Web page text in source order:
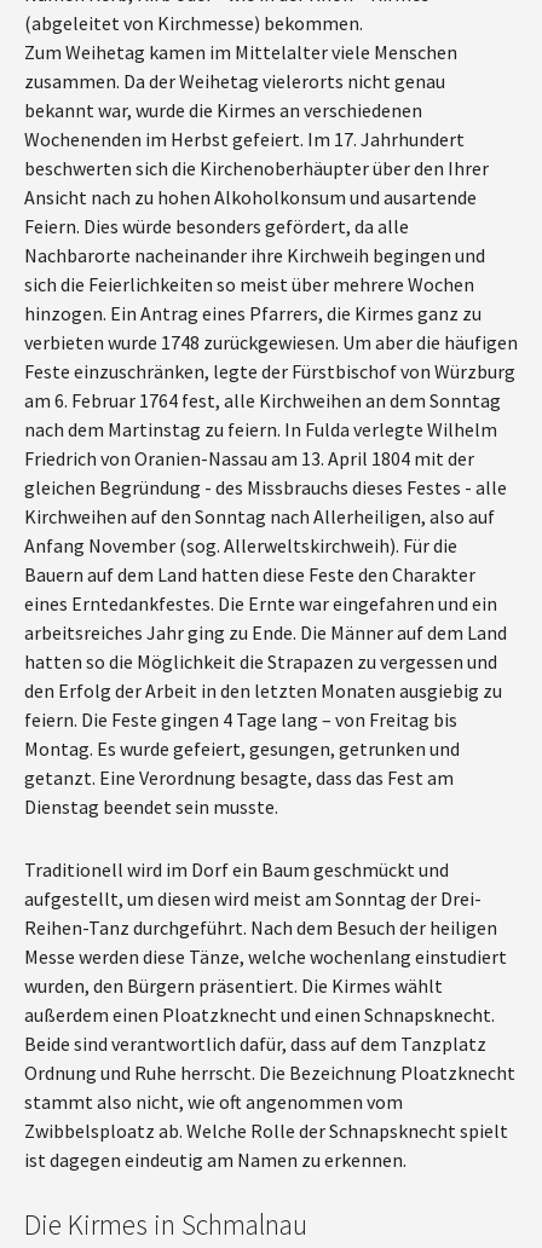
(abgeleitet von Kirchmesse) bekommen.
Zum Weihetag kamen im Mittelalter viele Menschen
zusammen. Da der Weihetag vielerorts nicht genau
bekannt war, wurde die Kirmes an verschiedenen
Wochenenden im Herbst gefeiert. Im 17. Jahrhundert
beschwerten sich die Kirchenoberhäupter über den Ihrer
Ansicht nach zu hohen Alkoholkonsum und ausartende
Feiern. Dies würde besonders gefördert, da alle
Nachbarorte nacheinander ihre Kirchweih begingen und
sich die Feierlichkeiten so meist über mehrere Wochen
hinzogen. Ein Antrag eines Pfarrers, die Kirmes ganz zu
verbieten wurde 1748 zurückgewiesen. Um aber die häufigen
Feste einzuschränken, legte der Fürstbischof von Würzburg
am 6. Februar 1764 fest, alle Kirchweihen an dem Sonntag
nach dem Martinstag zu feiern. In Fulda verlegte Wilhelm
Friedrich von Oranien-Nassau am 13. April 1804 mit der
gleichen Begründung - des Missbrauchs dieses Festes - alle
Kirchweihen auf den Sonntag nach Allerheiligen, also auf
Anfang November (sog. Allerweltskirchweih). Für die
Bauern auf dem Land hatten diese Feste den Charakter
eines Erntedankfestes. Die Ernte war eingefahren und ein
arbeitsreiches Jahr ging zu Ende. Die Männer auf dem Land
hatten so die Möglichkeit die Strapazen zu vergessen und
den Erfolg der Arbeit in den letzten Monaten ausgiebig zu
feiern. Die Feste gingen 4 Tage lang – von Freitag bis
Montag. Es wurde gefeiert, gesungen, getrunken und
getanzt. Eine Verordnung besagte, dass das Fest am
Dienstag beendet sein musste.
Traditionell wird im Dorf ein Baum geschmückt und
aufgestellt, um diesen wird meist am Sonntag der Drei-
Reihen-Tanz durchgeführt. Nach dem Besuch der heiligen
Messe werden diese Tänze, welche wochenlang einstudiert
wurden, den Bürgern präsentiert. Die Kirmes wählt
außerdem einen Ploatzknecht und einen Schnapsknecht.
Beide sind verantwortlich dafür, dass auf dem Tanzplatz
Ordnung und Ruhe herrscht. Die Bezeichnung Ploatzknecht
stammt also nicht, wie oft angenommen vom
Zwibbelsploatz ab. Welche Rolle der Schnapsknecht spielt
ist dagegen eindeutig am Namen zu erkennen.
Die Kirmes in Schmalnau